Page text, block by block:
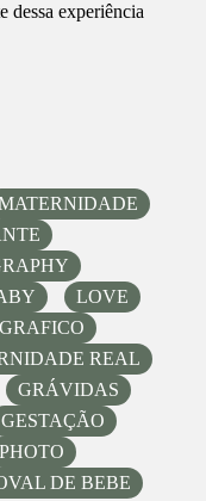
dessa experiência
LOVE
REAL
GRÁVIDAS
GESTAÇÃO
PHOTO
DE BEBE